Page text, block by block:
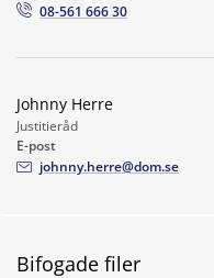
08-561 666 30
Johnny Herre
Justitieråd
E-post
johnny.herre@dom.se
Bifogade filer